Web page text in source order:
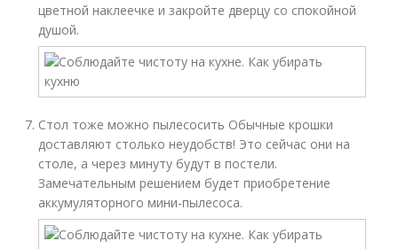
цветной наклеечке и закройте дверцу со спокойной
душой.
Стол тоже можно пылесосить Обычные крошки
доставляют столько неудобств! Это сейчас они на
столе, а через минуту будут в постели.
Замечательным решением будет приобретение
аккумуляторного мини-пылесоса.